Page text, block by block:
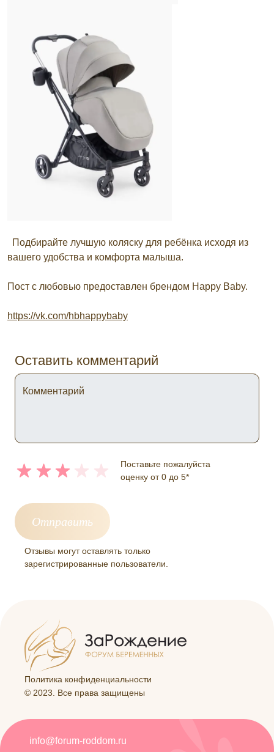
Подбирайте лучшую коляску для ребёнка исходя из
вашего удобства и комфорта малыша.
Пост с любовью предоставлен брендом Happy Baby.
https://vk.com/hbhappybaby
Оставить комментарий
Комментарий
Поставьте пожалуйста
оценку от 0 до 5*
Отзывы могут оставлять только
зарегистрированные пользователи.
Политика конфиденциальности
© 2023. Все права защищены
info@forum-roddom.ru